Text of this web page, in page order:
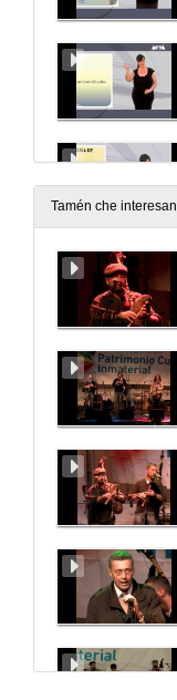
Tamén che interesan